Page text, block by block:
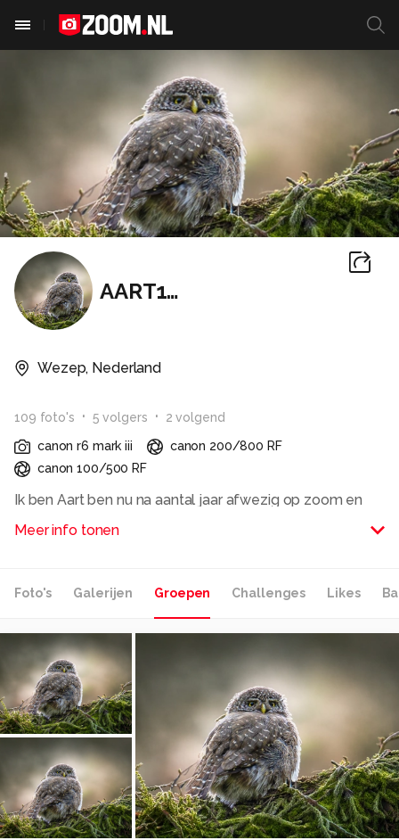
AART1969
Wezep, Nederland
109 foto's 5 volgers 2 volgend
canon r6 mark iii
canon 200/800 RF
canon 100/500 RF
Ik ben Aart ben nu na aantal jaar afwezig op zoom en
Meer info tonen
Foto's Galerijen Groepen Challenges Likes